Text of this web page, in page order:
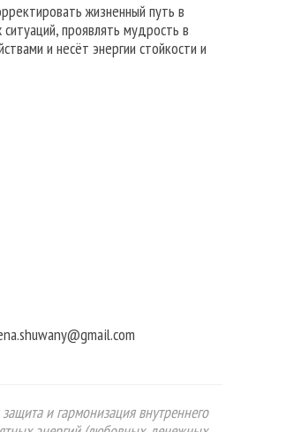
жизненный путь в
проявлять мудрость в
и несёт энергии стойкости и
и гармонизация внутреннего